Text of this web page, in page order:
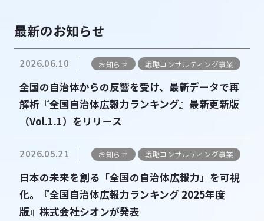
最新のお知らせ
2026.06.10 お知らせ 戦略コンサルティング事業
全国の自治体からの反響を受け、最新データで再
解析『全国自治体広報力ランキング』最新更新版
（Vol.1.1）をリリース
2026.05.21 お知らせ 戦略コンサルティング事業
日本の未来を創る「全国の自治体広報力」を可視
化。『全国自治体広報力ランキング 2025年度
版』株式会社シオンが発表